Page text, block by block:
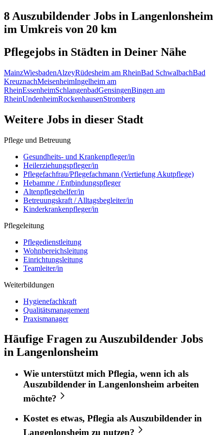
8 Auszubildender Jobs in Langenlonsheim
im Umkreis von 20 km
Pflegejobs in Städten in Deiner Nähe
MainzWiesbadenAlzeyRüdesheim am RheinBad SchwalbachBad
KreuznachMeisenheimIngelheim am
RheinEssenheimSchlangenbadGensingenBingen am
RheinUndenheimRockenhausenStromberg
Weitere Jobs in dieser Stadt
Pflege und Betreuung
Gesundheits- und Krankenpfleger/in
Heilerziehungspfleger/in
Pflegefachfrau/Pflegefachmann (Vertiefung Akutpflege)
Hebamme / Entbindungspfleger
Altenpflegehelfer/in
Betreuungskraft / Alltagsbegleiter/in
Kinderkrankenpfleger/in
Pflegeleitung
Pflegedienstleitung
Wohnbereichsleitung
Einrichtungsleitung
Teamleiter/in
Weiterbildungen
Hygienefachkraft
Qualitätsmanagement
Praxismanager
Häufige Fragen zu Auszubildender Jobs
in Langenlonsheim
Wie unterstützt mich Pflegia, wenn ich als
Auszubildender in Langenlonsheim arbeiten
möchte?
Kostet es etwas, Pflegia als Auszubildender in
Langenlonsheim zu nutzen?